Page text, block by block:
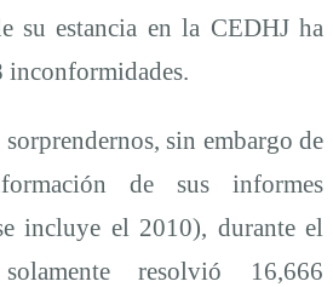
su estancia en la CEDHJ ha
sin embargo de
de sus informes
incluye el 2010), durante el
resolvió 16,666